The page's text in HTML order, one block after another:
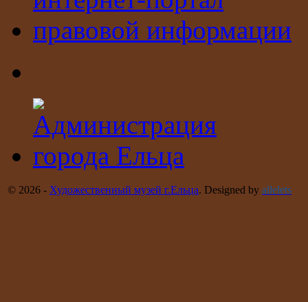
© 2026 - Художественный музей г.Ельца. Designed by allelets